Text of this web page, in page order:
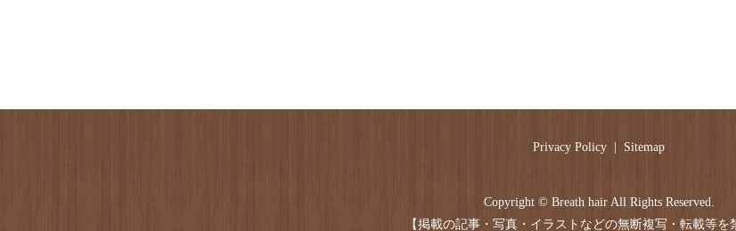
Privacy Policy Sitemap
Copyright © Breath hair All Rights Reserved.
【掲載の記事・写真・イラストなどの無断複写・転載等を